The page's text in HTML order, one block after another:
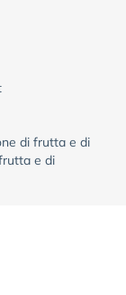
di frutta e di
e di